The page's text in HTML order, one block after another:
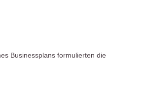
Businessplans formulierten die